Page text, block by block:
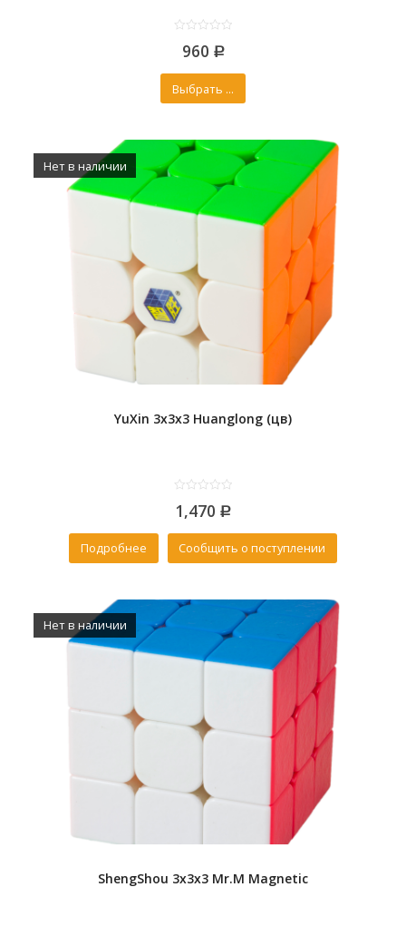
out
5
960 Р
Выбрать ...
Нет в наличии
YuXin 3x3x3 Huanglong (цв)
out
5
1,470 Р
Подробнее Сообщить о поступлении
Нет в наличии
ShengShou 3x3x3 Mr.M Magnetic